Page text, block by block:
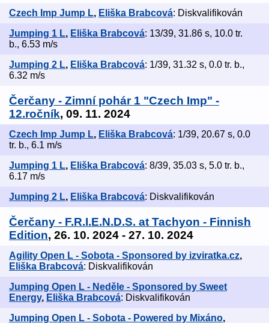
Czech Imp Jump L, Eliška Brabcová: Diskvalifikován
Jumping 1 L, Eliška Brabcová: 13/39, 31.86 s, 10.0 tr.
b., 6.53 m/s
Jumping 2 L, Eliška Brabcová: 1/39, 31.32 s, 0.0 tr. b.,
6.32 m/s
Čerčany - Zimní pohár 1 "Czech Imp" -
12.ročník, 09. 11. 2024
Czech Imp Jump L, Eliška Brabcová: 1/39, 20.67 s, 0.0
tr. b., 6.1 m/s
Jumping 1 L, Eliška Brabcová: 8/39, 35.03 s, 5.0 tr. b.,
6.17 m/s
Jumping 2 L, Eliška Brabcová: Diskvalifikován
Čerčany - F.R.I.E.N.D.S. at Tachyon - Finnish
Edition, 26. 10. 2024 - 27. 10. 2024
Agility Open L - Sobota - Sponsored by izviratka.cz,
Eliška Brabcová: Diskvalifikován
Jumping Open L - Neděle - Sponsored by Sweet
Energy, Eliška Brabcová: Diskvalifikován
Jumping Open L - Sobota - Powered by Mixáno,